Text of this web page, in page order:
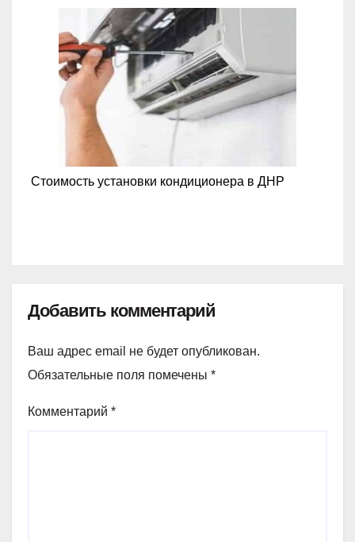
Стоимость установки кондиционера в ДНР
Добавить комментарий
Ваш адрес email не будет опубликован.
Обязательные поля помечены *
Комментарий *